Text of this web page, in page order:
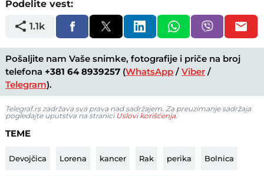
Podelite vest:
1.1k
Pošaljite nam Vaše snimke, fotografije i priče na broj
telefona +381 64 8939257 (WhatsApp /Viber /
Telegram).
Telegraf.rs zadržava sva prava nad sadržajem. Za preuzimanje sadržaja
pogledajte uputstva na stranici Uslovi korišćenja.
TEME
Devojčica Lorena kancer Rak perika Bolnica